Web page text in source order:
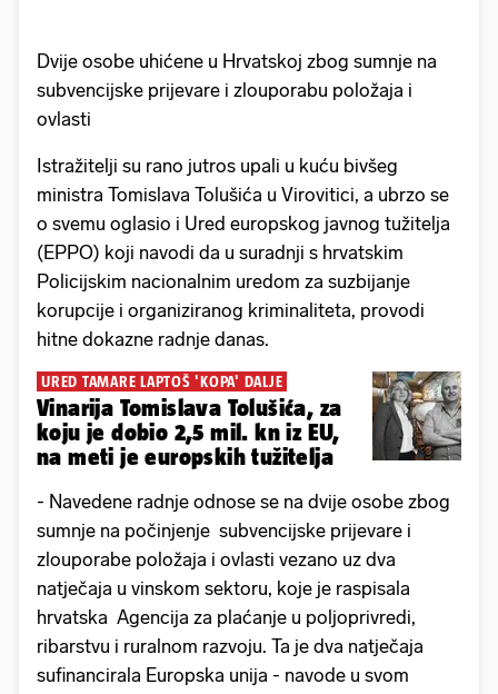
Dvije osobe uhićene u Hrvatskoj zbog sumnje na
subvencijske prijevare i zlouporabu položaja i
ovlasti
Istražitelji su rano jutros upali u kuću bivšeg
ministra Tomislava Tolušića u Virovitici, a ubrzo se
o svemu oglasio i Ured europskog javnog tužitelja
(EPPO) koji navodi da u suradnji s hrvatskim
Policijskim nacionalnim uredom za suzbijanje
korupcije i organiziranog kriminaliteta, provodi
hitne dokazne radnje danas.
URED TAMARE LAPTOŠ 'KOPA' DALJE
Vinarija Tomislava Tolušića, za
koju je dobio 2,5 mil. kn iz EU,
na meti je europskih tužitelja
- Navedene radnje odnose se na dvije osobe zbog
sumnje na počinjenje subvencijske prijevare i
zlouporabe položaja i ovlasti vezano uz dva
natječaja u vinskom sektoru, koje je raspisala
hrvatska Agencija za plaćanje u poljoprivredi,
ribarstvu i ruralnom razvoju. Ta je dva natječaja
sufinancirala Europska unija - navode u svom